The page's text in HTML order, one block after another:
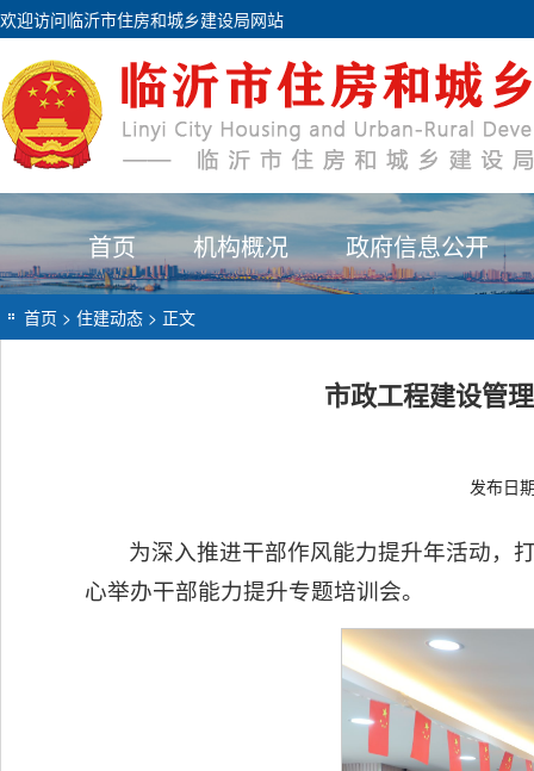
欢迎访问临沂市住房和城乡建设局网站
首页 机构概况 政府信息公开
首页 > 住建动态 > 正文
市政工程建设管
发布日
为深入推进干部作风能力提升年活动，
心举办干部能力提升专题培训会。